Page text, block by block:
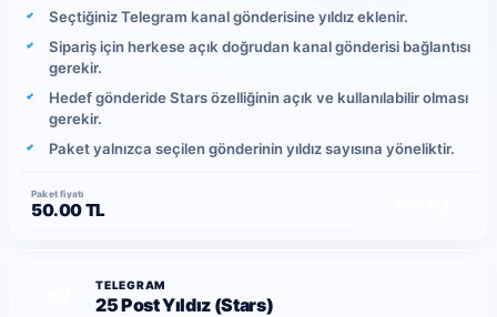
Seçtiğiniz Telegram kanal gönderisine yıldız eklenir.
Sipariş için herkese açık doğrudan kanal gönderisi bağlantısı
gerekir.
Hedef gönderide Stars özelliğinin açık ve kullanılabilir olması
gerekir.
Paket yalnızca seçilen gönderinin yıldız sayısına yöneliktir.
Paket fiyatı
50.00 TL
TELEGRAM
25 Post Yıldız (Stars)